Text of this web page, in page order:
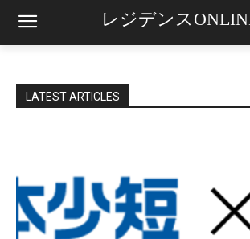
レジデンス
LATEST ARTICLES